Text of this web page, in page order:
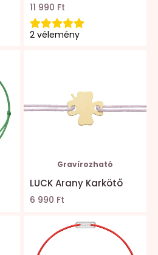
11 990 Ft
2 vélemény
Gravírozható
LUCK Arany Karkötő
6 990 Ft